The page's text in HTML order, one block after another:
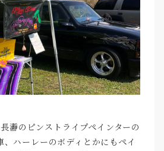
瀞のピンストライプペインターの
ハーレーのボディとかにもペイ